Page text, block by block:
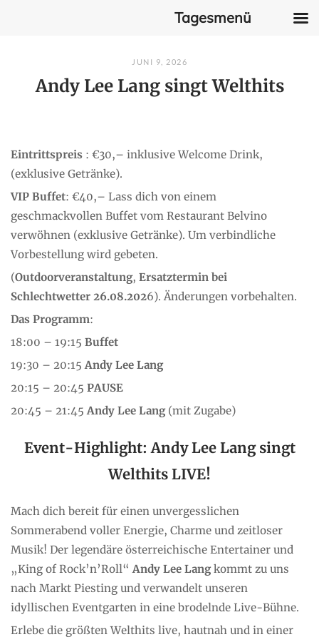
content
JUNI 9, 2026
Andy Lee Lang singt Welthits
Eintrittspreis : €30,– inklusive Welcome Drink,
(exklusive Getränke).
VIP Buffet: €40,– Lass dich von einem
geschmackvollen Buffet vom Restaurant Belvino
verwöhnen (exklusive Getränke). Um verbindliche
Vorbestellung wird gebeten.
(Outdoorveranstaltung, Ersatztermin bei
Schlechtwetter 26.08.2026). Änderungen vorbehalten.
Das Programm:
18:00 – 19:15 Buffet
19:30 – 20:15Andy Lee Lang
20:15 – 20:45 PAUSE
20:45 – 21:45Andy Lee Lang (mit Zugabe)
Event-Highlight: Andy Lee Lang singt
Welthits LIVE!
Mach dich bereit für einen unvergesslichen
Sommerabend voller Energie, Charme und zeitloser
Musik! Der legendäre österreichische Entertainer und
„King of Rock’n’Roll“Andy Lee Langkommt zu uns
nach Markt Piesting und verwandelt unseren
idyllischen Eventgarten in eine brodelnde Live-Bühne.
Erlebe die größten Welthits live, hautnah und in einer
Tagesmenü